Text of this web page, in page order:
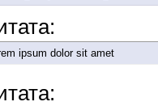
ipsum dolor sit amet